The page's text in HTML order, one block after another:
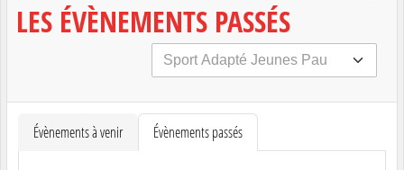
LES ÉVÈNEMENTS PASSÉS
Évènements à venir Évènements passés